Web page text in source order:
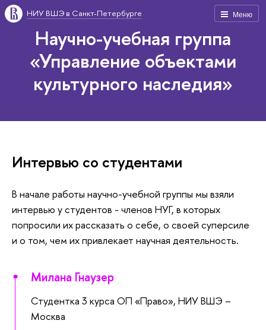
Меню
НИУ ВШЭ в Санкт-Петербурге
Научно-учебная группа
«Управление объектами
культурного наследия»
Интервью со студентами
В начале работы научно-учебной группы мы взяли
интервью у студентов - членов НУГ, в которых
попросили их рассказать о себе, о своей суперсиле
и о том, чем их привлекает научная деятельность.
Милана Гнаузер
Студентка 3 курса ОП «Право», НИУ ВШЭ –
Москва